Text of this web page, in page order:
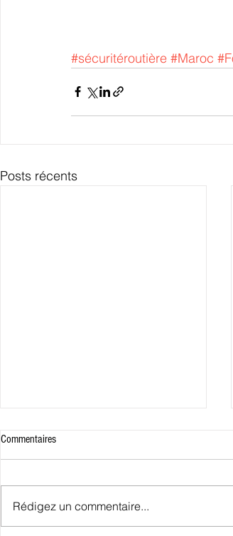
#sécuritéroutière #Maroc
Posts récents
Commentaires
Rédigez un commentaire...